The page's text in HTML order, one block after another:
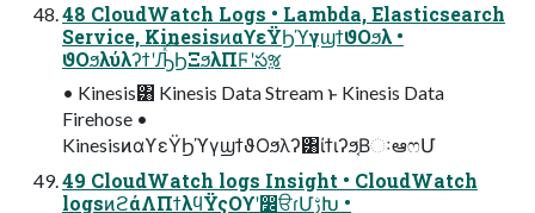
48 CloudWatch Logs • Lambda, Elasticsearch
Service, KinesisͷαϒεΫϦϓγϣϯϑΟϧλ •
ϑΟϧλύλʔϯʹԠͯ͡ϦΞϧλΠϜʹసૹ
• Kinesis͸ Kinesis Data Stream ͱ Kinesis Data
Firehose •
KinesisͷαϒεΫϦϓγϣϯϑΟϧλʔ͸ίϯιʔϧ͔ΒઃఆෆՄ
49 CloudWatch logs Insight • CloudWatch
logsͷϩάΛΠϯλϥΫςΟϒʹ෼ੳɾՄࢹԽ •